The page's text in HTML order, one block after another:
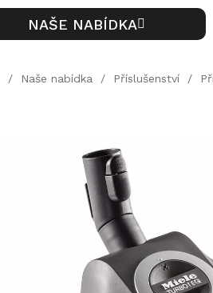
NAŠE NABÍDKA
/ Naše nabídka / Příslušenství /